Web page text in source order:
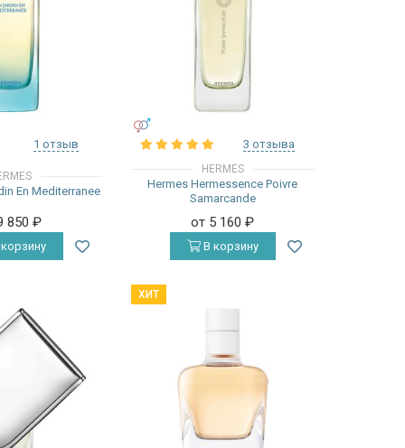
1 отзыв
En Mediterranee
850₽
3 отзыва
HERMES
Hermes Hermessence Poivre
Samarcande
от 5 160₽
В корзину
ХИТ